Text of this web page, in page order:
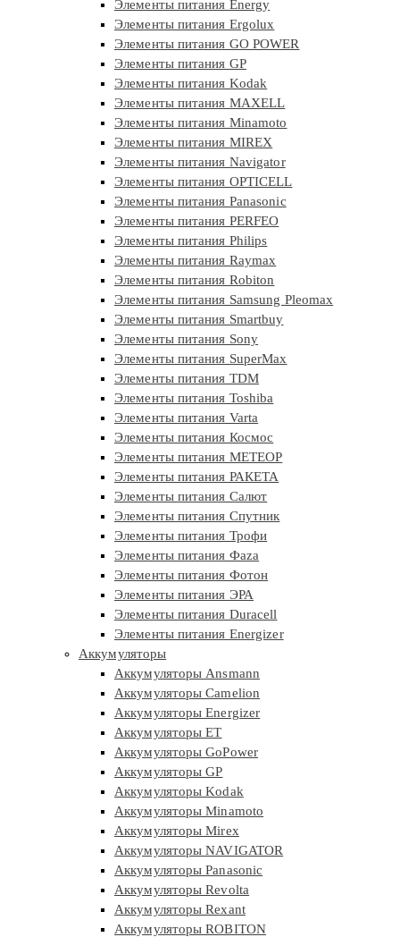
Элементы питания Energy
Элементы питания Ergolux
Элементы питания GO POWER
Элементы питания GP
Элементы питания Kodak
Элементы питания MAXELL
Элементы питания Minamoto
Элементы питания MIREX
Элементы питания Navigator
Элементы питания OPTICELL
Элементы питания Panasonic
Элементы питания PERFEO
Элементы питания Philips
Элементы питания Raymax
Элементы питания Robiton
Элементы питания Samsung Pleomax
Элементы питания Smartbuy
Элементы питания Sony
Элементы питания SuperMax
Элементы питания TDM
Элементы питания Toshiba
Элементы питания Varta
Элементы питания Космос
Элементы питания МЕТЕОР
Элементы питания РАКЕТА
Элементы питания Салют
Элементы питания Спутник
Элементы питания Трофи
Элементы питания Фaza
Элементы питания Фотон
Элементы питания ЭРА
Элементы питания Duracell
Элементы питания Energizer
Аккумуляторы
Аккумуляторы Ansmann
Аккумуляторы Camelion
Аккумуляторы Energizer
Аккумуляторы ET
Аккумуляторы GoPower
Аккумуляторы GP
Аккумуляторы Kodak
Аккумуляторы Minamoto
Аккумуляторы Mirex
Аккумуляторы NAVIGATOR
Аккумуляторы Panasonic
Аккумуляторы Revolta
Аккумуляторы Rexant
Аккумуляторы ROBITON